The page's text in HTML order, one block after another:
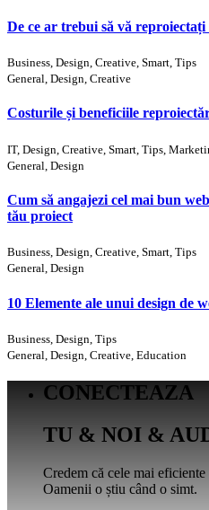
De ce ar trebui să vă reproiectați
Business, Design, Creative, Smart, Tips
General, Design, Creative
Costurile și beneficiile
IT, Design, Creative, Smart, Tips,
General, Design
Cum să angajezi cel mai bun
tău proiect
Business, Design, Creative, Smart, Tips
General, Design
10 Elemente ale unui design de
Business, Design, Tips
General, Design, Creative, Education
CONECTEAZA
TU & NOI &
Credem că cele mai
Oamenii o știu când o simt.